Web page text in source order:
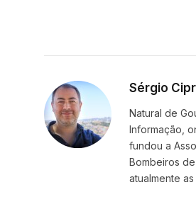
Sérgio
Natural de
Informação,
fundou a
Bombeiros
atualmente